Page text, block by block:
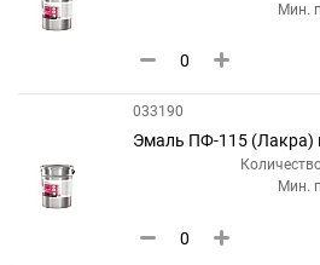
Мин.
033190
Эмаль ПФ-115 (Лакра)
Мин.